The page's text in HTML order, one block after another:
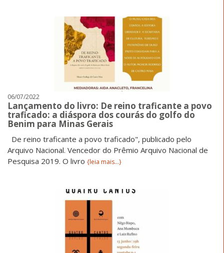
06/07/2022
Lançamento do livro: De reino traficante a povo
traficado: a diáspora dos courás do golfo do
Benim para Minas Gerais
De reino traficante a povo traficado", publicado pelo
Arquivo Nacional. Vencedor do Prêmio Arquivo Nacional de
Pesquisa 2019. O livro {leia mais...}